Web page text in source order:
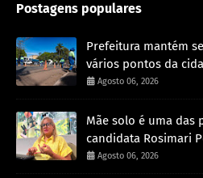
Postagens populares
Prefeitura mantém
vários pontos da
Agosto 06, 2026
Mãe solo é uma das
candidata Rosimari
Agosto 06, 2026